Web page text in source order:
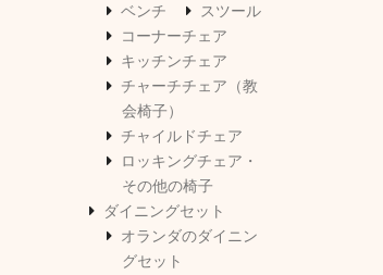
ベンチ
スツール
コーナーチェア
キッチンチェア
チャーチチェア（教
会椅子）
チャイルドチェア
ロッキングチェア・
その他の椅子
ダイニングセット
オランダのダイニン
グセット